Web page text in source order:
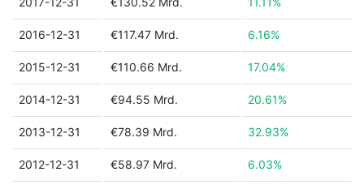
2016-12-31 €117.47 Mrd. 6.16%
2015-12-31 €110.66 Mrd. 17.04%
2014-12-31 €94.55 Mrd. 20.61%
2013-12-31 €78.39 Mrd. 32.93%
2012-12-31 €58.97 Mrd. 6.03%